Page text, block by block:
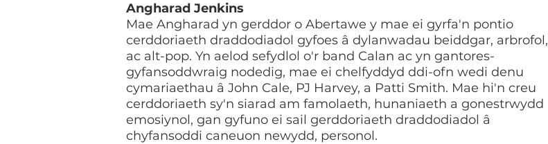
Angharad Jenkins
Mae Angharad yn gerddor o Abertawe y mae ei gyrfa'n pontio
cerddoriaeth draddodiadol gyfoes â dylanwadau beiddgar, arbrofol,
ac alt-pop. Yn aelod sefydlol o'r band Calan ac yn gantores-
gyfansoddwraig nodedig, mae ei chelfyddyd ddi-ofn wedi denu
cymariaethau â John Cale, PJ Harvey, a Patti Smith. Mae hi'n creu
cerddoriaeth sy'n siarad am famolaeth, hunaniaeth a gonestrwydd
emosiynol, gan gyfuno ei sail gerddoriaeth draddodiadol â
chyfansoddi caneuon newydd, personol.